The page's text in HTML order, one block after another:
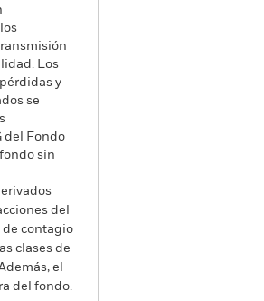
Los
y
se
del Fondo
sin
del
de contagio
clases de
el
del fondo.